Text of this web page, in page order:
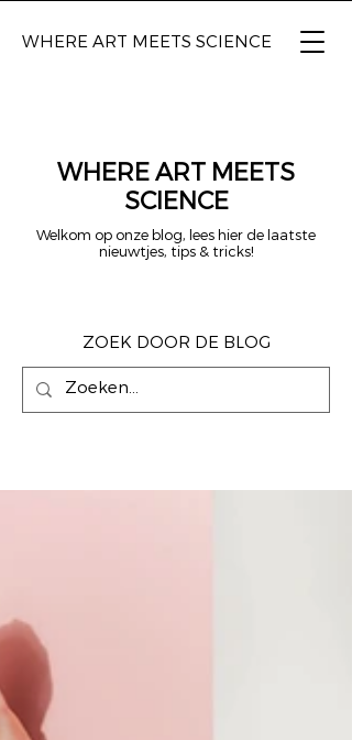
WHERE ART MEETS SCIENCE
WHERE ART MEETS
SCIENCE
Welkom op onze blog, lees hier de laatste
nieuwtjes, tips & tricks!
ZOEK DOOR DE BLOG